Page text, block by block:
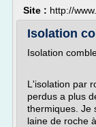
Site : http://
Isolation
Isolation
L'isolation par
perdus a plus
thermiques. Je
laine de roche